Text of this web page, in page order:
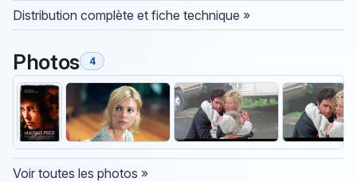
Distribution complète et fiche technique »
Photos 4
Voir toutes les photos »